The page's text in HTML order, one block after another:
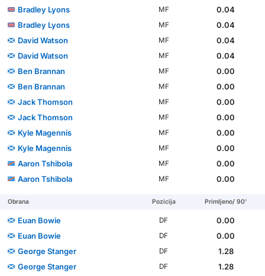
Bradley Lyons
MF
0.04
Bradley Lyons
MF
0.04
David Watson
MF
0.04
David Watson
MF
0.04
Ben Brannan
MF
0.00
Ben Brannan
MF
0.00
Jack Thomson
MF
0.00
Jack Thomson
MF
0.00
Kyle Magennis
MF
0.00
Kyle Magennis
MF
0.00
Aaron Tshibola
MF
0.00
Aaron Tshibola
MF 0.00
Obrana Pozicija Primljeno/ 90'
Euan Bowie DF
0.00
Euan Bowie
DF
0.00
George Stanger
DF
1.28
George Stanger
DF
1.28